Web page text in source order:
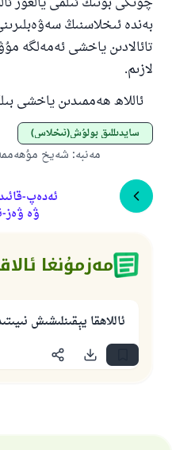
بەندە ئىخلاسنىڭ
تائالادىن ياخشى ئەمەلگە
لازىم.
ئاللاھ ھەممىدىن ياخشى
ساپدىللىق بولۇش(ئىخلاس)
مەنبە: شەيخ
ئەدەپ-
ۋە ۋەز-
مەزمۇنغا
ئاللاھقا يېقىنلىشىش